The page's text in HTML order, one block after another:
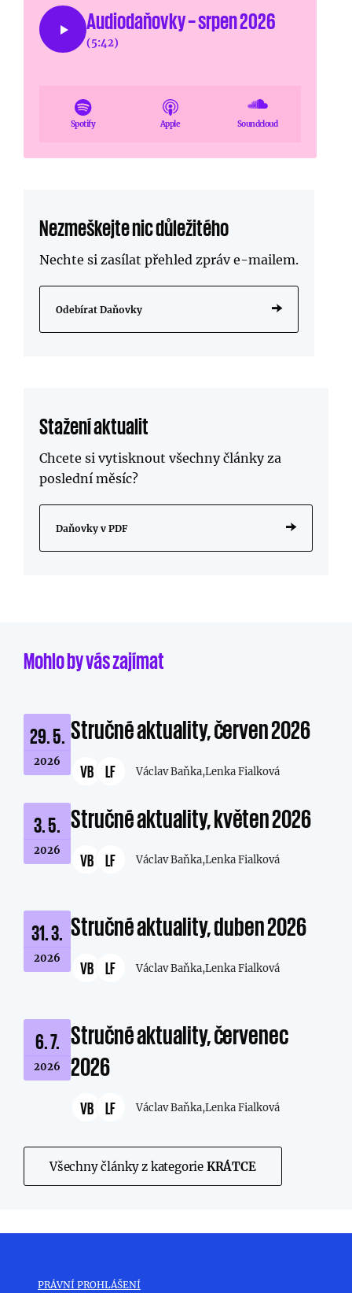
Audiodaňovky – srpen 2026
(5:42)
Spotify Apple Soundcloud
Nezmeškejte nic důležitého
Nechte si zasílat přehled zpráve-mailem.
Odebírat Daňovky
Stažení aktualit
Chcete si vytisknout všechny články za
poslední měsíc?
Daňovky v PDF
Mohlo by vás zajímat
29. 5.
2026
Stručné aktuality, červen 2026
VB LF Václav Baňka,Lenka Fialková
3. 5.
2026
Stručné aktuality, květen 2026
VB LF Václav Baňka,Lenka Fialková
31. 3.
2026
Stručné aktuality, duben 2026
VB LF Václav Baňka,Lenka Fialková
6. 7.
2026
Stručné aktuality, červenec
2026
VB LF Václav Baňka,Lenka Fialková
Všechny články z kategorie KRÁTCE
PRÁVNÍ PROHLÁŠENÍ